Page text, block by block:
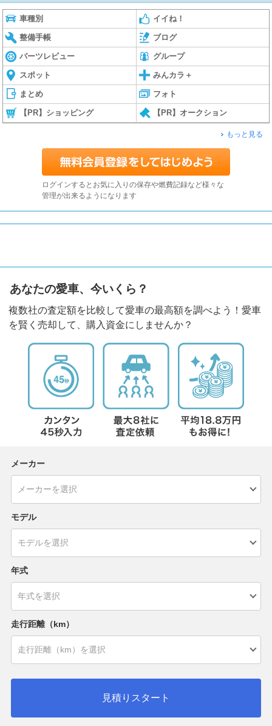
車種別 イイね！
整備手帳 ブログ
パーツレビュー グループ
スポット みんカラ＋
まとめ フォト
【PR】ショッピング 【PR】オークション
もっと見る
ログインするとお気に入りの保存や燃費記録など様々な
管理が出来るようになります
あなたの愛車、今いくら？
複数社の査定額を比較して愛車の最高額を調べよう！愛車
を賢く売却して、購入資金にしませんか？
メーカー
モデル
年式
走行距離（km）
見積りスタート